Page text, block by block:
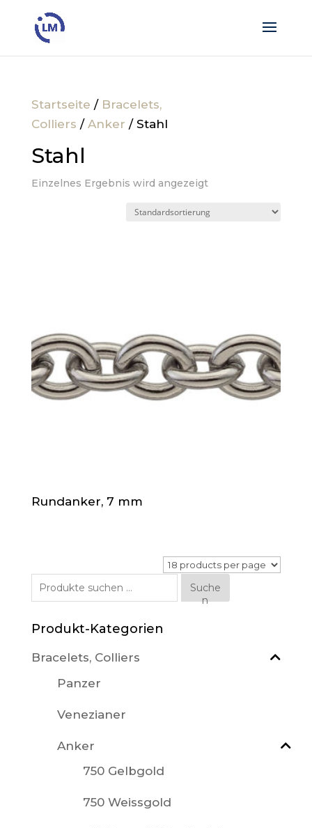
Startseite / Bracelets,
Colliers / Anker / Stahl
Stahl
Einzelnes Ergebnis wird angezeigt
Rundanker, 7 mm
Suche
nach:
Suche
n
Produkt-Kategorien
Bracelets, Colliers
Panzer
Venezianer
Anker
750 Gelbgold
750 Weissgold